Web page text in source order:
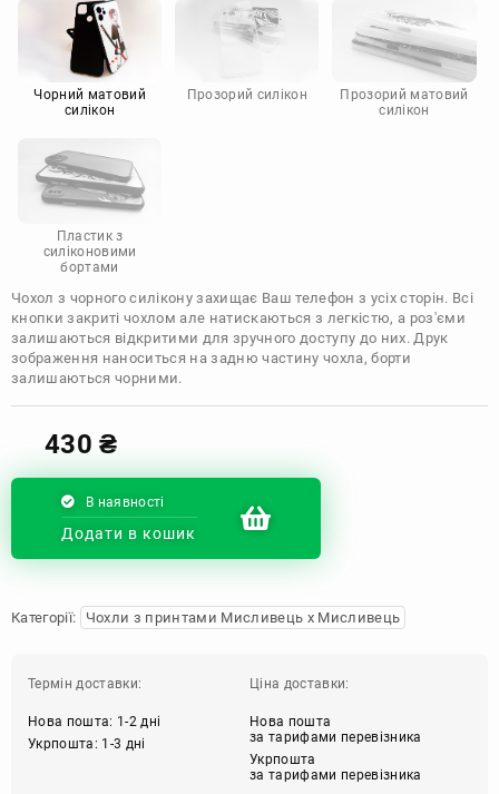
Motorola
Чорний матовий
силікон
Прозорий силікон
Прозорий матовий
силікон
Пластик з
силіконовими
бортами
Чохол з чорного силікону захищає Ваш телефон з усіх сторін. Всі
кнопки закриті чохлом але натискаються з легкістю, а роз'єми
залишаються відкритими для зручного доступу до них. Друк
зображення наноситься на задню частину чохла, борти
залишаються чорними.
430₴
В наявності
Додати в кошик
Категорії: Чохли з принтами Мисливець х Мисливець
Термін доставки:
Нова пошта: 1-2 дні
Укрпошта: 1-3 дні
Ціна доставки:
Нова пошта
за тарифами перевізника
Укрпошта
за тарифами перевізника